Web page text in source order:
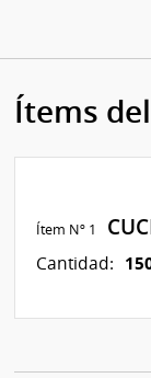
Ítems
Ítem Nº 1
Cantidad: